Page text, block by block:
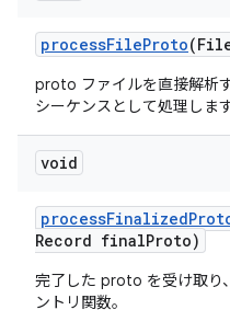
processFileProto
proto ファイルを直接解析
シーケンスとして処理します
void
processFinalized
Record finalProto)
完了した proto を受け取り
ントリ関数。